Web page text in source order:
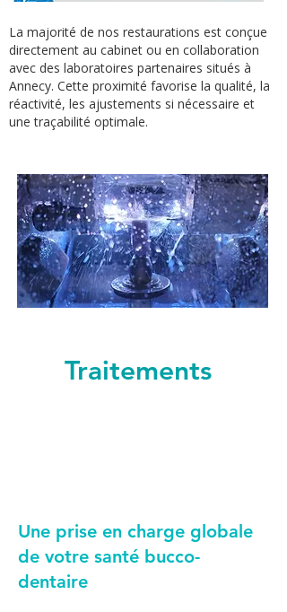
La majorité de nos restaurations est conçue
directement au cabinet ou en collaboration
avec des laboratoires partenaires situés à
Annecy. Cette proximité favorise la qualité, la
réactivité, les ajustements si nécessaire et
une traçabilité optimale.
Traitements
Une prise en charge globale
de votre santé bucco-
dentaire